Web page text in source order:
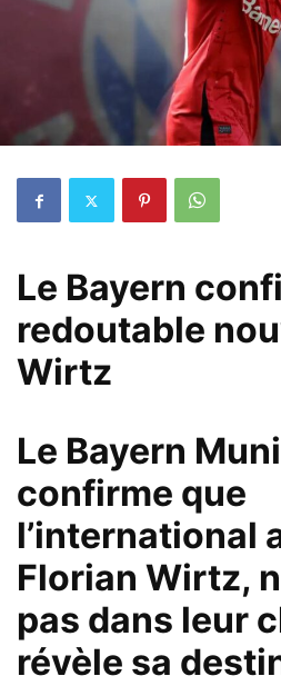
Le Bayern
redoutable
Wirtz
Le Bayern
confirme que
l’international
Florian Wirtz,
pas dans leur
révèle sa